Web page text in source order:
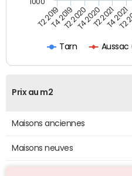
Tarn Aussac
T2 2019T4 2019T2 2020T4 2020T2 2021T4 2021
T2
1000
Prix au m2
Maisons anciennes
Maisons neuves